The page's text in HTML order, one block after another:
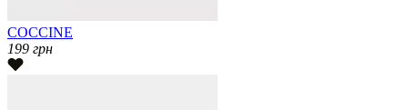
COCCINE
199 грн